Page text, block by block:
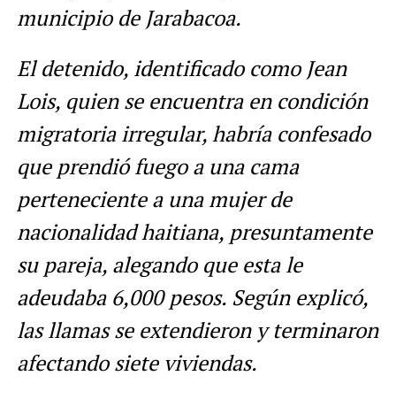
municipio de Jarabacoa.
El detenido, identificado como Jean
Lois, quien se encuentra en condición
migratoria irregular, habría confesado
que prendió fuego a una cama
perteneciente a una mujer de
nacionalidad haitiana, presuntamente
su pareja, alegando que esta le
adeudaba 6,000 pesos. Según explicó,
las llamas se extendieron y terminaron
afectando siete viviendas.